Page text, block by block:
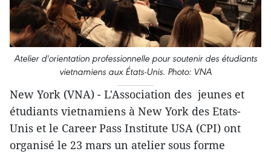
Atelier d'orientation professionnelle pour soutenir des étudiants
vietnamiens aux États-Unis. Photo: VNA
New York (VNA) - L'Association des jeunes et
étudiants vietnamiens à New York des Etats-
Unis et le Career Pass Institute USA (CPI) ont
organisé le 23 mars un atelier sous forme